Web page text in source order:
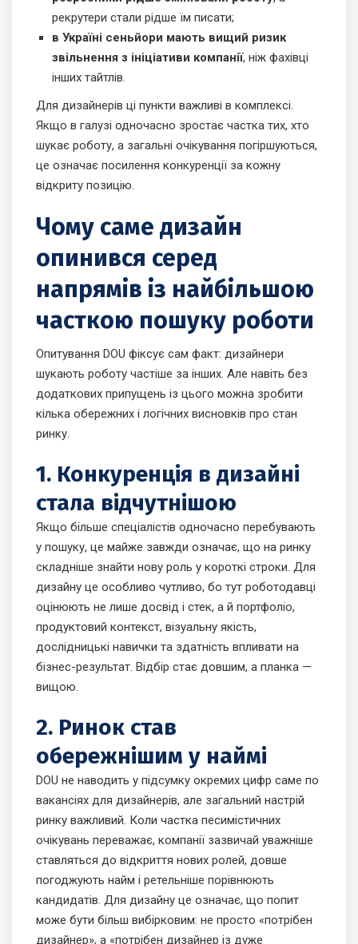
рекрутери стали рідше їм писати;
в Україні сеньйори мають вищий ризик
звільнення з ініціативи компанії, ніж фахівці
інших тайтлів.
Для дизайнерів ці пункти важливі в комплексі.
Якщо в галузі одночасно зростає частка тих, хто
шукає роботу, а загальні очікування погіршуються,
це означає посилення конкуренції за кожну
відкриту позицію.
Чому саме дизайн
опинився серед
напрямів із найбільшою
часткою пошуку роботи
Опитування DOU фіксує сам факт: дизайнери
шукають роботу частіше за інших. Але навіть без
додаткових припущень із цього можна зробити
кілька обережних і логічних висновків про стан
ринку.
1. Конкуренція в дизайні
стала відчутнішою
Якщо більше спеціалістів одночасно перебувають
у пошуку, це майже завжди означає, що на ринку
складніше знайти нову роль у короткі строки. Для
дизайну це особливо чутливо, бо тут роботодавці
оцінюють не лише досвід і стек, а й портфоліо,
продуктовий контекст, візуальну якість,
дослідницькі навички та здатність впливати на
бізнес-результат. Відбір стає довшим, а планка —
вищою.
2. Ринок став
обережнішим у наймі
DOU не наводить у підсумку окремих цифр саме по
вакансіях для дизайнерів, але загальний настрій
ринку важливий. Коли частка песимістичних
очікувань переважає, компанії зазвичай уважніше
ставляться до відкриття нових ролей, довше
погоджують найм і ретельніше порівнюють
кандидатів. Для дизайну це означає, що попит
може бути більш вибірковим: не просто «потрібен
дизайнер», а «потрібен дизайнер із дуже